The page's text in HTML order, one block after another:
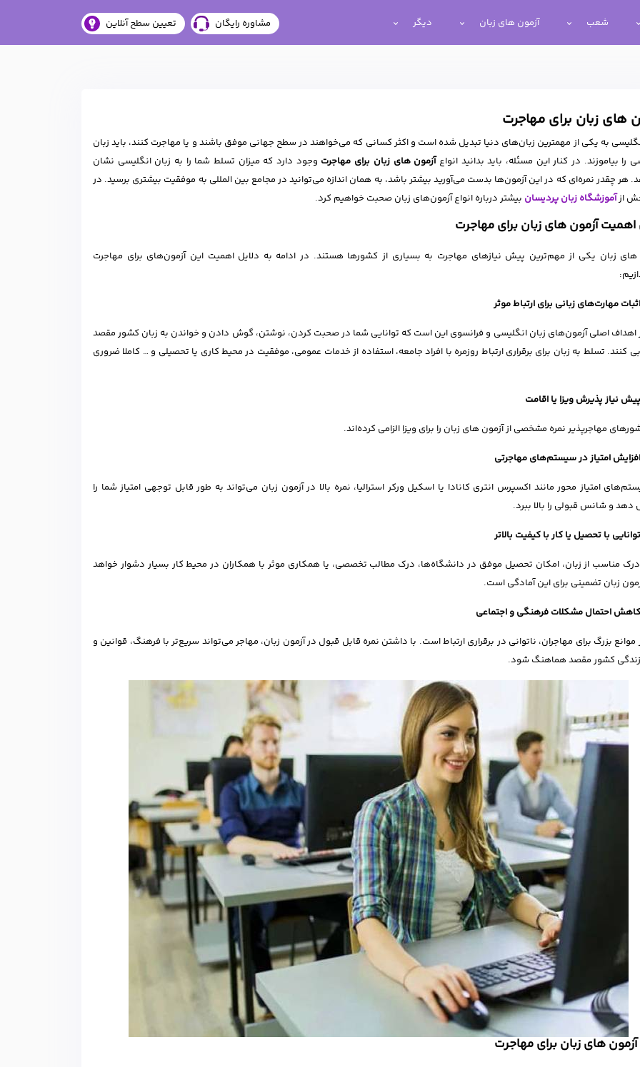
شعب آزمون های زبان دیگر مشاوره رایگان تعیین سطح آنلاین
های زبان برای مهاجرت
به یکی از مهمترین زبان‌های دنیا تبدیل شده است و اکثر کسانی که می‌خواهند در سطح جهانی موفق باشند و یا مهاجرت کنند، باید زبان
را بیاموزند. در کنار این مسئله، باید بدانید انواعآزمون‌ های زبان برای مهاجرت وجود دارد که میزان تسلط شما را به زبان انگلیسی نشان
هر چقدر نمره‌ای که در این آزمون‌ها بدست می‌آورید بیشتر باشد، به همان اندازه می‌توانید در مجامع بین المللی به موفقیت بیشتری برسید. در
ازآموزشگاه زبان پردیسان بیشتر درباره انواع آزمون‌های زبان صحبت خواهیم کرد.
اهمیت آزمون های زبان برای مهاجرت
های زبان یکی از مهم‌ترین پیش نیازهای مهاجرت به بسیاری از کشورها هستند. در ادامه به دلایل اهمیت این آزمون‌های برای مهاجرت
اثبات مهارت‌های زبانی برای ارتباط موثر
اهداف اصلی آزمون‌های زبان انگلیسی و فرانسوی این است که توانایی شما در صحبت کردن، نوشتن، گوش دادن و خواندن به زبان کشور مقصد
کنند. تسلط به زبان برای برقراری ارتباط روزمره با افراد جامعه، استفاده از خدمات عمومی، موفقیت در محیط کاری یا تحصیلی و … کاملا ضروری
پیش نیاز پذیرش ویزا یا اقامت
مهاجرپذیر نمره مشخصی از آزمون های زبان را برای ویزا الزامی کرده‌اند.
افزایش امتیاز در سیستم‌های مهاجرتی
امتیاز محور مانند اکسپرس انتری کانادا یا اسکیل ورکر استرالیا، نمره بالا در آزمون زبان می‌تواند به طور قابل توجهی امتیاز شما را
دهد و شانس قبولی را بالا ببرد.
توانایی با تحصیل یا کار با کیفیت بالاتر
مناسب از زبان، امکان تحصیل موفق در دانشگاه‌ها، درک مطالب تخصصی، یا همکاری موثر با همکاران در محیط کار بسیار دشوار خواهد
زبان تضمینی برای این آمادگی است.
کاهش احتمال مشکلات فرهنگی و اجتماعی
موانع بزرگ برای مهاجران، ناتوانی در برقراری ارتباط است. با داشتن نمره قابل قبول در آزمون زبان، مهاجر می‌تواند سریع‌تر با فرهنگ، قوانین و
کشور مقصد هماهنگ شود.
آزمون های زبان برای مهاجرت